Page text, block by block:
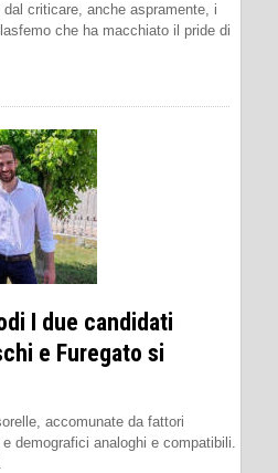
criticare, anche aspramente, i
che ha macchiato il pride di
I due candidati
e Furegato si
accomunate da fattori
demografici analoghi e compatibili.